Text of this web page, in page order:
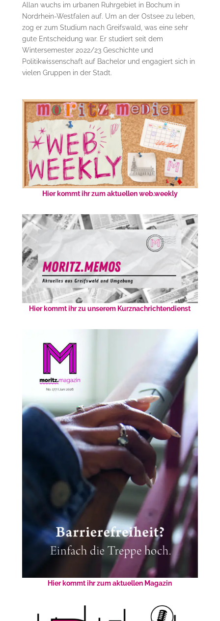
Allan wuchs im urbanen Ruhrgebiet in Bochum in
Nordrhein-Westfalen auf. Um an der Ostsee zu leben,
zog er zum Studium nach Greifswald, was eine sehr
gute Entscheidung war. Er studiert seit dem
Wintersemester 2022/23 Geschichte und
Politikwissenschaft auf Bachelor und engagiert sich in
vielen Gruppen in der Stadt.
Hier kommt ihr zum aktuellen web.weekly
Hier kommt ihr zu unserem Kurznachrichtendienst
Hier kommt ihr zum aktuellen Magazin